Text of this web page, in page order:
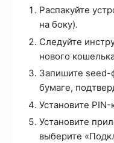
Распакуйте
на боку).
Следуйте
нового
Запишите seed-
бумаге,
Установите PIN-
Установите
выберите